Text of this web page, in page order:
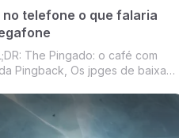
no telefone o que falaria
The Pingado: o café com
Pingback, Os jpges de baixa
O crescimento do valor do
uma seleção exclusiva de
a pergunta da semana.